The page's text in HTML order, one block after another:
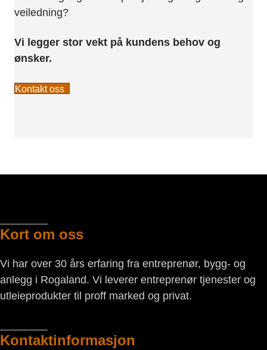
veiledning?
Vi legger stor vekt på kundens behov og
ønsker.
Kontakt oss
Kort om oss
Vi har over 30 års erfaring fra entreprenør, bygg- og
anlegg i Rogaland. Vi leverer entreprenør tjenester og
utleieprodukter til proff marked og privat.
Kontaktinformasjon